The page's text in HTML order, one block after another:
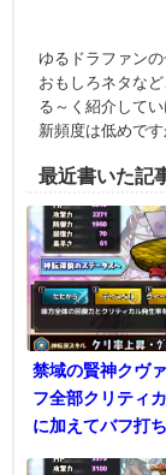
ゆるドラファン
おもしろネタな
る～く紹介して
新頻度は低めで
最近書いた記
禁域の賢神クヴ
フ全部クリティ
に加えてバフ打